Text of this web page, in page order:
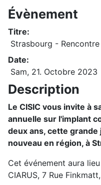
Évènement
Titre:
Strasbourg - Rencontre
Date:
Sam, 21. Octobre 2023
Description
Le CISIC vous invite à
annuelle sur l'implant
deux ans, cette
nouveau en région, à
Cet événement aura
CIARUS, 7 Rue